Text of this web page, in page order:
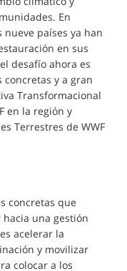
En
nueve países ya han
en sus
desafío ahora es
y a gran
Transformacional
en la región y
Terrestres de WWF
concretas que
una gestión
acelerar la
y movilizar
colocar a los